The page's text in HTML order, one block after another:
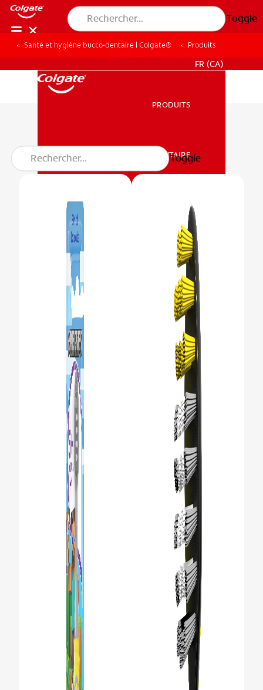
Toggle
SANTÉ BUCCO-DENTAIRE
RECHERCHE DES SOLUTIONS IDÉALES
POUR LES PROFESSIONNELS
FR (CA)
PRODUITS
SANTÉ BUCCO-DENTAIRE
RECHERCHE DES SOLUTIONS IDÉALES
Toggle
Santé et hygiène bucco-dentaire | Colgate® Produits